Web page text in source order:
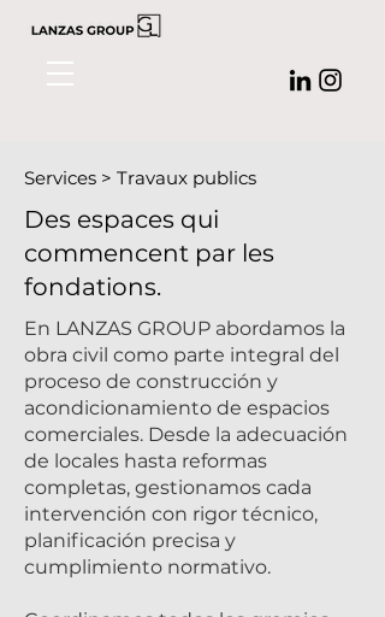
Services > Travaux publics
Des espaces qui
commencent par les
fondations.
En LANZAS GROUP abordamos la
obra civil como parte integral del
proceso de construcción y
acondicionamiento de espacios
comerciales. Desde la adecuación
de locales hasta reformas
completas, gestionamos cada
intervención con rigor técnico,
planificación precisa y
cumplimiento normativo.